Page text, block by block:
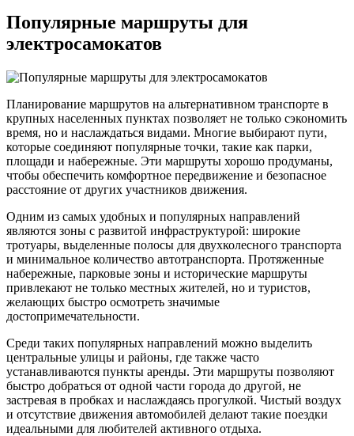
Популярные маршруты для
электросамокатов
Планирование маршрутов на альтернативном транспорте в
крупных населенных пунктах позволяет не только сэкономить
время, но и наслаждаться видами. Многие выбирают пути,
которые соединяют популярные точки, такие как парки,
площади и набережные. Эти маршруты хорошо продуманы,
чтобы обеспечить комфортное передвижение и безопасное
расстояние от других участников движения.
Одним из самых удобных и популярных направлений
являются зоны с развитой инфраструктурой: широкие
тротуары, выделенные полосы для двухколесного транспорта
и минимальное количество автотранспорта. Протяженные
набережные, парковые зоны и исторические маршруты
привлекают не только местных жителей, но и туристов,
желающих быстро осмотреть значимые
достопримечательности.
Среди таких популярных направлений можно выделить
центральные улицы и районы, где также часто
устанавливаются пункты аренды. Эти маршруты позволяют
быстро добраться от одной части города до другой, не
застревая в пробках и наслаждаясь прогулкой. Чистый воздух
и отсутствие движения автомобилей делают такие поездки
идеальными для любителей активного отдыха.